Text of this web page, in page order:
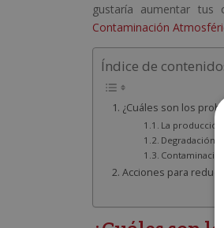
gustaría aumentar
Contaminación
Índice de
¿Cuáles son los
La producción
Degradación
Acciones para